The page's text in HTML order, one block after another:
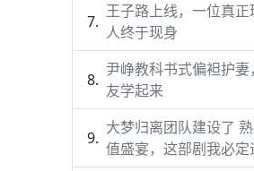
王子路上线，一位真
人终于现身
尹峥教科书式偏袒护
友学起来
大梦归离团队建设了
值盛宴，这部剧我必定